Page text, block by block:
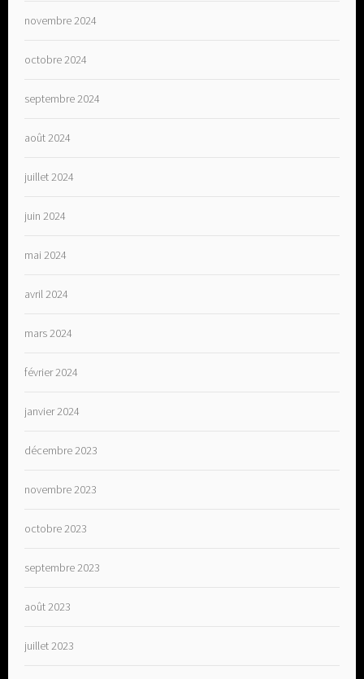
novembre 2024
octobre 2024
septembre 2024
août 2024
juillet 2024
juin 2024
mai 2024
avril 2024
mars 2024
février 2024
janvier 2024
décembre 2023
novembre 2023
octobre 2023
septembre 2023
août 2023
juillet 2023